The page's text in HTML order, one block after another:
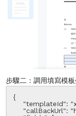
步驟二：調用填寫模
{